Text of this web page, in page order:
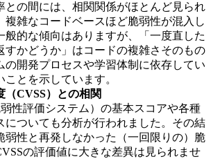
との間には、相関関係がほとんど見られ
複雑なコードベースほど脆弱性が混入し
般的な傾向はありますが、「一度直した
すかどうか」はコードの複雑さそのもの
の開発プロセスや学習体制に依存してい
ことを示しています。
（CVSS）との相関
性評価システム）の基本スコアや各種
についても分析が行われました。その結
弱性と再発しなかった（一回限りの）脆
の評価値に大きな差異は見られませ